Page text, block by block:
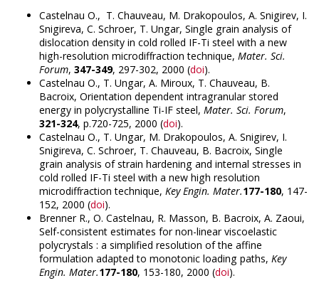
Castelnau O., T. Chauveau, M. Drakopoulos, A. Snigirev, I.
Snigireva, C. Schroer, T. Ungar, Single grain analysis of
dislocation density in cold rolled IF-Ti steel with a new
high-resolution microdiffraction technique, Mater. Sci.
Forum, 347-349, 297-302, 2000 (doi).
Castelnau O., T. Ungar, A. Miroux, T. Chauveau, B.
Bacroix, Orientation dependent intragranular stored
energy in polycrystalline Ti-IF steel, Mater. Sci. Forum,
321-324, p.720-725, 2000 (doi).
Castelnau O., T. Ungar, M. Drakopoulos, A. Snigirev, I.
Snigireva, C. Schroer, T. Chauveau, B. Bacroix, Single
grain analysis of strain hardening and internal stresses in
cold rolled IF-Ti steel with a new high resolution
microdiffraction technique, Key Engin. Mater.177-180, 147-
152, 2000 (doi).
Brenner R., O. Castelnau, R. Masson, B. Bacroix, A. Zaoui,
Self-consistent estimates for non-linear viscoelastic
polycrystals : a simplified resolution of the affine
formulation adapted to monotonic loading paths, Key
Engin. Mater.177-180, 153-180, 2000 (doi).